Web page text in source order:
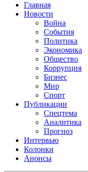
Главная
Новости
Война
События
Политика
Экономика
Общество
Коррупция
Бизнес
Мир
Спорт
Публикации
Спецтема
Аналитика
Прогноз
Интервью
Колонки
Анонсы